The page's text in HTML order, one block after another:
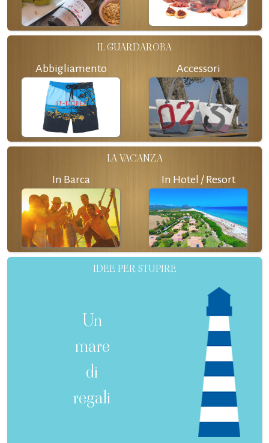
IL GUARDAROBA
Abbigliamento Accessori
LA VACANZA
In Barca In Hotel / Resort
IDEE PER STUPIRE
Un
mare
di
regali